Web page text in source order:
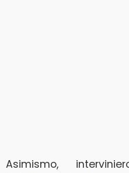
Asimismo,